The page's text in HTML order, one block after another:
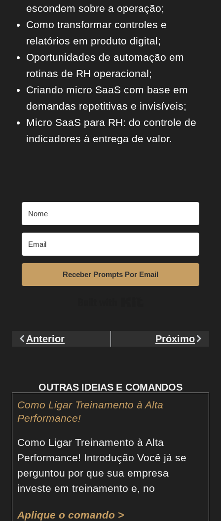
escondem sobre a operação;
Como transformar controles e
relatórios em produto digital;
Oportunidades de automação em
rotinas de RH operacional;
Criando micro SaaS com base em
demandas repetitivas e invisíveis;
Micro SaaS para RH: do controle de
indicadores à entrega de valor.
Receber Prompts Por Email
Anterior Próximo
OUTRAS IDEIAS E COMANDOS
Como Ligar Treinamento à Alta
Performance!
Como Ligar Treinamento à Alta
Performance! Introdução Você já se
perguntou por que sua empresa
investe em treinamento e, no
Aplique o comando >